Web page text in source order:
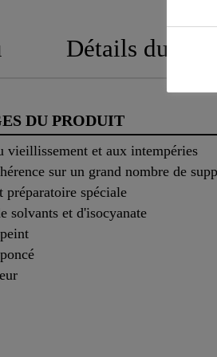
Détails du
DU PRODUIT
vieillissement et aux intempéries
sur un grand nombre de
préparatoire spéciale
solvants et d'isocyanate